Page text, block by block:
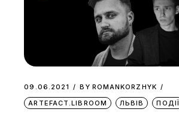
09.06.2021 BY ROMANKORZHYK
ARTEFACT.LIBROOM
ЛЬВІВ ПОДІЇ